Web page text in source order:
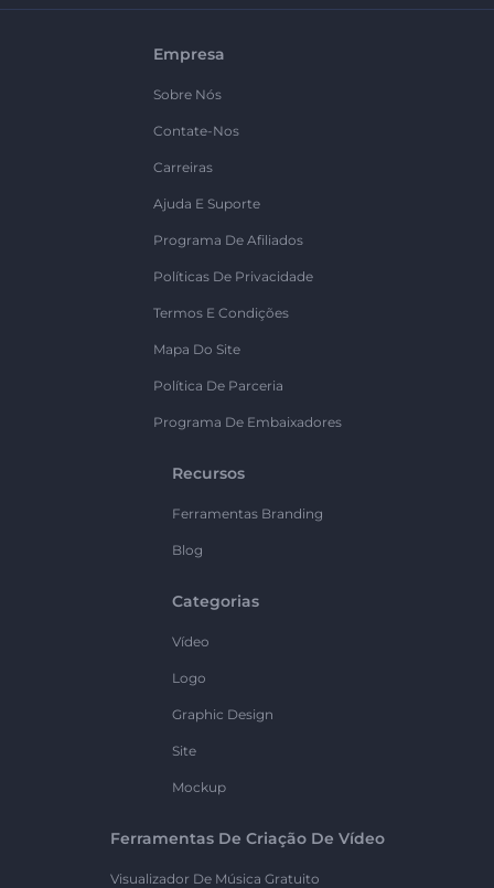
Empresa
Sobre Nós
Contate-Nos
Carreiras
Ajuda E Suporte
Programa De Afiliados
Políticas De Privacidade
Termos E Condições
Mapa Do Site
Política De Parceria
Programa De Embaixadores
Recursos
Ferramentas Branding
Blog
Categorias
Vídeo
Logo
Graphic Design
Site
Mockup
Ferramentas De Criação De Vídeo
Visualizador De Música Gratuito